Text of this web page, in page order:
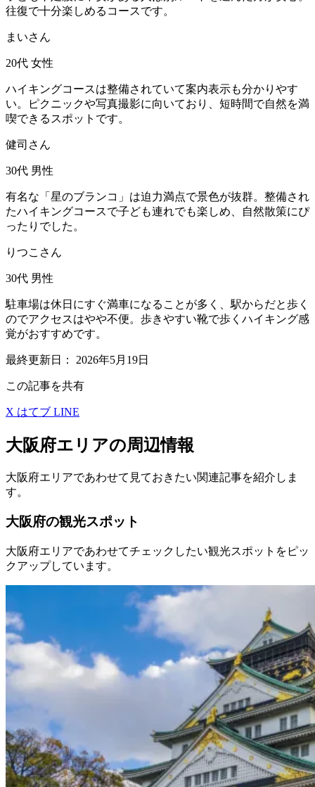
往復で十分楽しめるコースです。
まいさん
20代 女性
ハイキングコースは整備されていて案内表示も分かりやす
い。ピクニックや写真撮影に向いており、短時間で自然を満
喫できるスポットです。
健司さん
30代 男性
有名な「星のブランコ」は迫力満点で景色が抜群。整備され
たハイキングコースで子ども連れでも楽しめ、自然散策にぴ
ったりでした。
りつこさん
30代 男性
駐車場は休日にすぐ満車になることが多く、駅からだと歩く
のでアクセスはやや不便。歩きやすい靴で歩くハイキング感
覚がおすすめです。
最終更新日： 2026年5月19日
この記事を共有
X はてブ LINE
大阪府エリアの周辺情報
大阪府エリアであわせて見ておきたい関連記事を紹介しま
す。
大阪府の観光スポット
大阪府エリアであわせてチェックしたい観光スポットをピッ
クアップしています。